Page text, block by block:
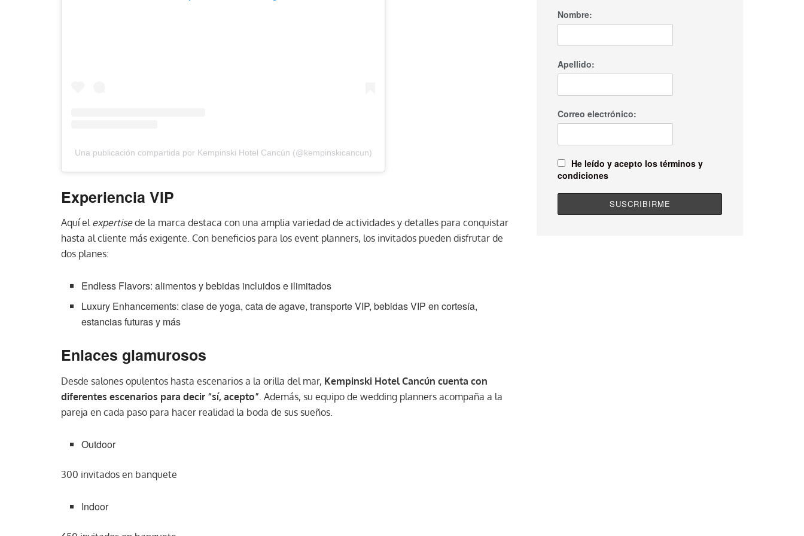
Una publicación compartida por Kempinski Hotel Cancún (@kempinskicancun)
Experiencia VIP
Aquí el expertisede la marca destaca con una amplia variedad de actividades y detalles para conquistar
hasta al cliente más exigente. Con beneficios para los event planners, los invitados pueden disfrutar de
dos planes:
Endless Flavors: alimentos y bebidas incluidos e ilimitados
Luxury Enhancements: clase de yoga, cata de agave, transporte VIP, bebidas VIP en cortesía,
estancias futuras y más
Enlaces glamurosos
Desde salones opulentos hasta escenarios a la orilla del mar, Kempinski Hotel Cancún cuenta con
diferentes escenarios para decir “sí, acepto” . Además, su equipo de wedding planners acompaña a la
pareja en cada paso para hacer realidad la boda de sus sueños.
Outdoor
300 invitados en banquete
Indoor
Nombre:
Apellido:
Correo electrónico:
He leído y acepto los términos y
condiciones